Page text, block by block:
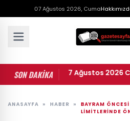
07 Ağustos 2026, Cuma
SON DAKİKA
yayın akışı 7 Ağustos 2026 Cuma:
ANASAYFA » HABER »
BAYRAM
LIMITLERINDE